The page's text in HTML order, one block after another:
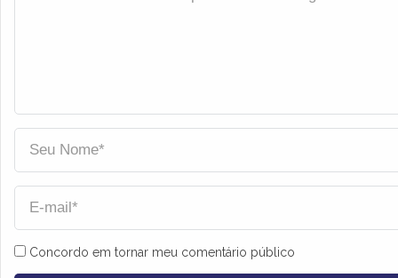
Concordo em tornar meu comentário público